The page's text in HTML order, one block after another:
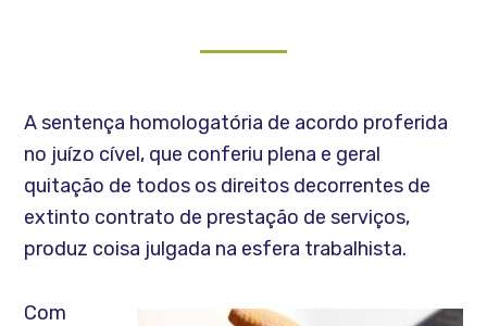
A sentença homologatória de acordo proferida
no juízo cível, que conferiu plena e geral
quitação de todos os direitos decorrentes de
extinto contrato de prestação de serviços,
produz coisa julgada na esfera trabalhista.
Com